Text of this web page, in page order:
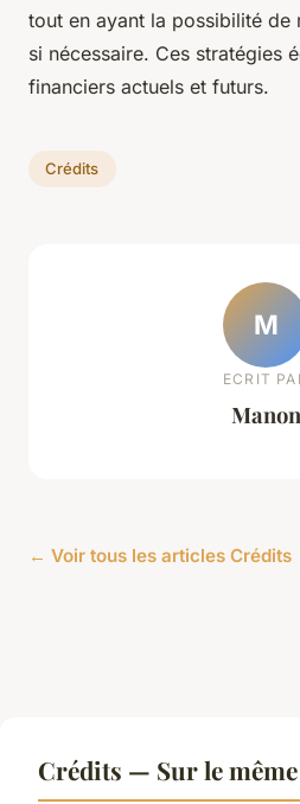
tout en ayant la possibilité de
si nécessaire. Ces stratégies
financiers actuels et futurs.
Crédits
M
ECRIT
Manon
← Voir tous les articles Crédits
Crédits — Sur le